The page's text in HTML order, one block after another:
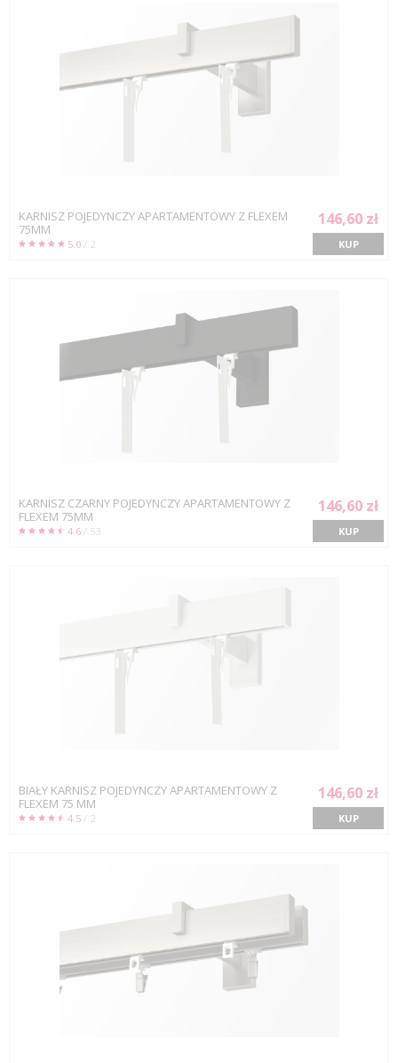
KARNISZ POJEDYNCZY APARTAMENTOWY Z FLEXEM
75MM
5.0 / 2
146,60 zł
KUP
KARNISZ CZARNY POJEDYNCZY APARTAMENTOWY Z
FLEXEM 75MM
4.6 / 53
146,60 zł
KUP
BIAŁY KARNISZ POJEDYNCZY APARTAMENTOWY Z
FLEXEM 75 MM
4.5 / 2
146,60 zł
KUP